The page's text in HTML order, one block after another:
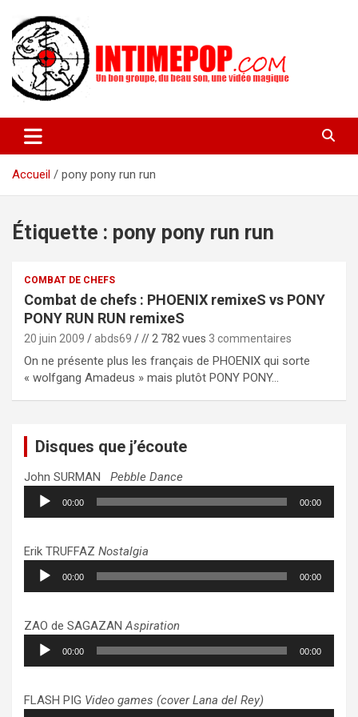
contenu
intimepop.com
actuelles pop rock, post-rock, indé sur Lyon. rock pop concert
lyon
Accueil
pony pony run run
Étiquette : pony pony run run
COMBAT DE CHEFS
Combat de chefs : PHOENIX remixeS vs PONY
PONY RUN RUN remixeS
20 juin 2009 abds69 // 2 782 vues 3 commentaires
On ne présente plus les français de PHOENIX qui sorte
« wolfgang Amadeus » mais plutôt PONY PONY…
Disques que j’écoute
John SURMAN Pebble Dance
Lecteur
audio
00:00 00:00
Erik TRUFFAZ Nostalgia
Lecteur
audio
00:00 00:00
ZAO de SAGAZANAspiration
Lecteur
audio
00:00 00:00
FLASH PIG Video games (cover Lana del Rey)